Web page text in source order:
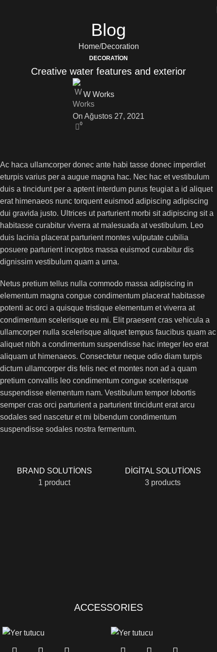
Blog
Home Decoration
DECORATION
Creative water features and exterior
W Works
On Ağustos 27, 2021
0
Ac haca ullamcorper donec ante habi tasse donec imperdiet
eturpis varius per a augue magna hac. Nec hac et vestibulum
duis a tincidunt per a aptent interdum purus feugiat a id aliquet
erat himenaeos nunc torquent euismod adipiscing adipiscing
dui gravida justo. Ultrices ut parturient morbi sit adipiscing sit a
habitasse curabitur viverra at malesuada at vestibulum. Leo
duis lacinia placerat parturient montes vulputate cubilia
posuere parturient inceptos massa euismod curabitur dis
dignissim vestibulum quam a urna.
Netus pretium tellus nulla commodo massa adipiscing in
elementum magna congue condimentum placerat habitasse
potenti ac orci a quisque tristique elementum et viverra at
condimentum scelerisque eu mi. Elit praesent cras vehicula a
ullamcorper nulla scelerisque aliquet tempus faucibus quam ac
aliquet nibh a condimentum suspendisse hac integer leo erat
aliquam ut himenaeos. Consectetur neque odio diam turpis
dictum ullamcorper dis felis nec et montes non ad a quam
pretium convallis leo condimentum congue scelerisque
suspendisse elementum nam. Vestibulum tempor lobortis
semper cras orci parturient a parturient tincidunt erat arcu
sodales sed nascetur et mi bibendum condimentum
suspendisse sodales nostra fermentum.
BRAND SOLUTIONS
1 product
DIGITAL SOLUTIONS
3 products
ACCESSORIES